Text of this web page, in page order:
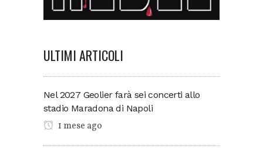
ULTIMI ARTICOLI
Nel 2027 Geolier farà sei concerti allo
stadio Maradona di Napoli
1 mese ago